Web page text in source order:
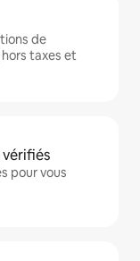
de
taxes et
pour vous